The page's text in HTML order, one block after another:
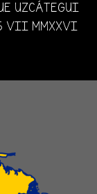
UZCÁTEGUI
VII MMXXVI